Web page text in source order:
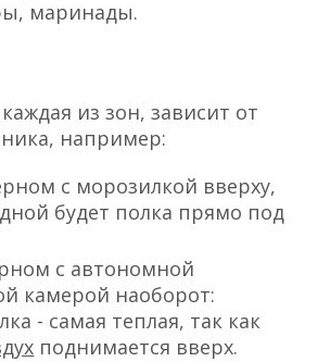
маринады.
из зон, зависит от
например:
с морозилкой вверху,
будет полка прямо под
с автономной
камерой наоборот:
- самая теплая, так как
поднимается вверх.